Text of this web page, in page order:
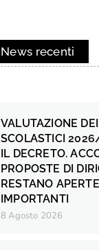
News recenti
VALUTAZIONE
SCOLASTICI
IL DECRETO.
PROPOSTE DI
RESTANO
IMPORTANTI
8 Agosto 2026